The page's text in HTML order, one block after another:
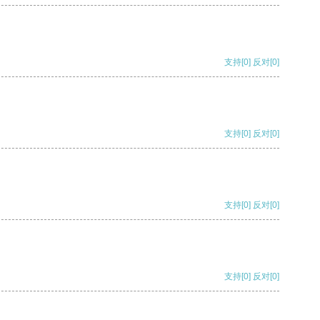
支持[0] 反对[0]
支持[0] 反对[0]
支持[0] 反对[0]
支持[0] 反对[0]